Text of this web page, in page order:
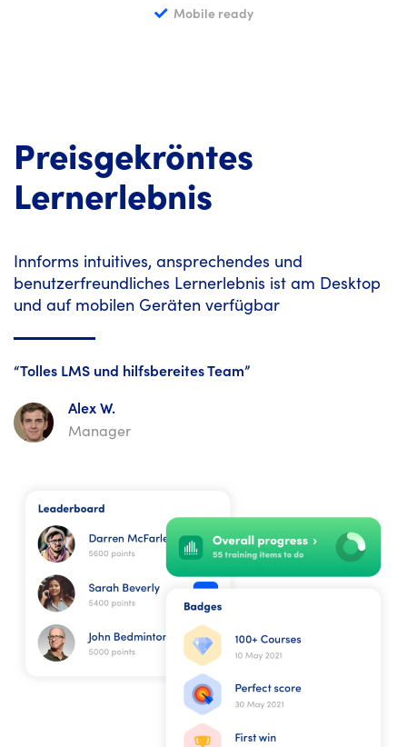
Mobile ready
Preisgekröntes
Lernerlebnis
Innforms intuitives, ansprechendes und
benutzerfreundliches Lernerlebnis ist am Desktop
und auf mobilen Geräten verfügbar
“Tolles LMS und hilfsbereites Team”
Alex W.
Manager